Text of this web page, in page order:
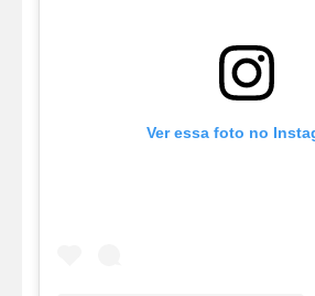
Ver essa foto no